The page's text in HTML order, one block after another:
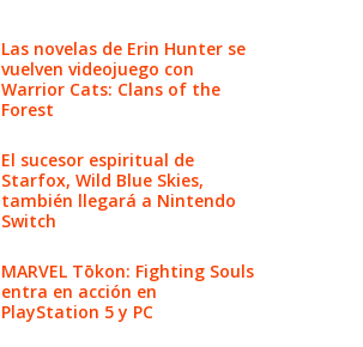
Las novelas de Erin Hunter se
vuelven videojuego con
Warrior Cats: Clans of the
Forest
El sucesor espiritual de
Starfox, Wild Blue Skies,
también llegará a Nintendo
Switch
MARVEL Tōkon: Fighting Souls
entra en acción en
PlayStation 5 y PC